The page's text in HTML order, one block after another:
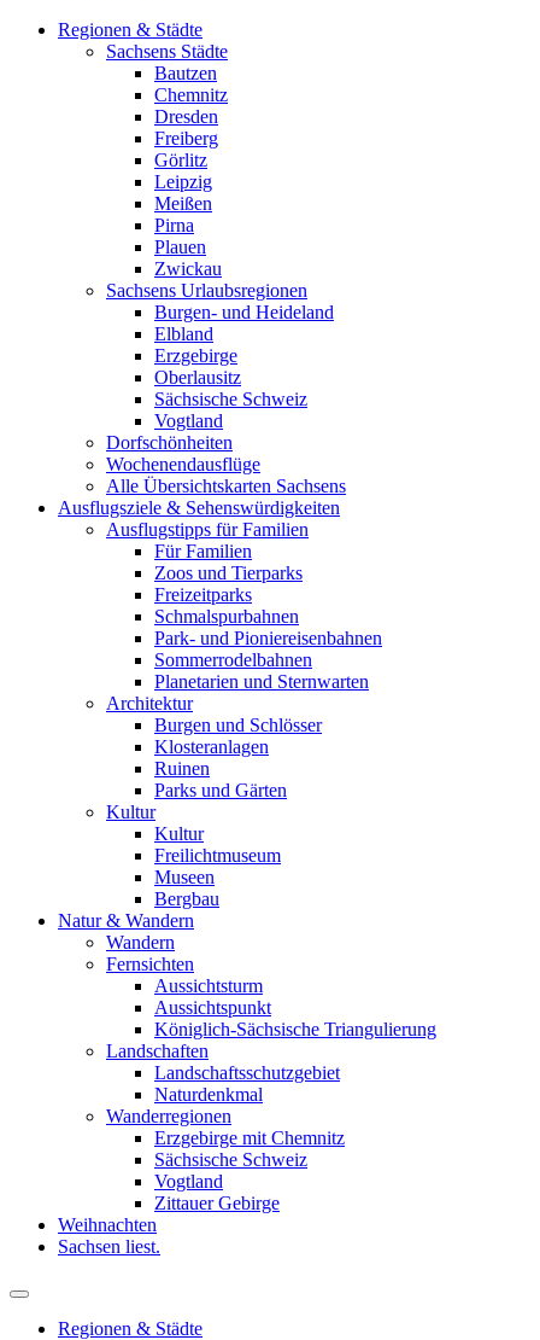
Regionen & Städte
Sachsens Städte
Bautzen
Chemnitz
Dresden
Freiberg
Görlitz
Leipzig
Meißen
Pirna
Plauen
Zwickau
Sachsens Urlaubsregionen
Burgen- und Heideland
Elbland
Erzgebirge
Oberlausitz
Sächsische Schweiz
Vogtland
Dorfschönheiten
Wochenendausflüge
Alle Übersichtskarten Sachsens
Ausflugsziele & Sehenswürdigkeiten
Ausflugstipps für Familien
Für Familien
Zoos und Tierparks
Freizeitparks
Schmalspurbahnen
Park- und Pioniereisenbahnen
Sommerrodelbahnen
Planetarien und Sternwarten
Architektur
Burgen und Schlösser
Klosteranlagen
Ruinen
Parks und Gärten
Kultur
Kultur
Freilichtmuseum
Museen
Bergbau
Natur & Wandern
Wandern
Fernsichten
Aussichtsturm
Aussichtspunkt
Königlich-Sächsische Triangulierung
Landschaften
Landschaftsschutzgebiet
Naturdenkmal
Wanderregionen
Erzgebirge mit Chemnitz
Sächsische Schweiz
Vogtland
Zittauer Gebirge
Weihnachten
Sachsen liest.
Regionen & Städte